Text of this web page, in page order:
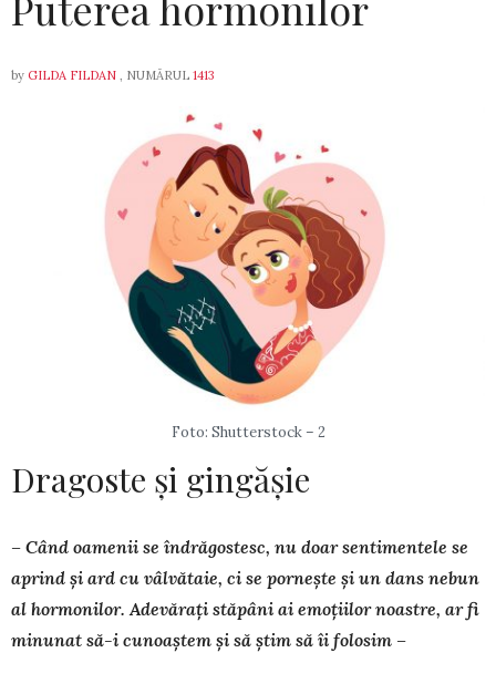
by GILDA FILDAN , NUMĂRUL 1413
Foto: Shutterstock – 2
Dragoste și gingășie
– Când oamenii se îndrăgostesc, nu doar sentimentele se
aprind și ard cu vâlvătaie, ci se pornește și un dans nebun
al hormonilor. Adevă­rați stăpâni ai emoțiilor noastre, ar fi
minunat să-i cunoaștem și să știm să îi folosim –